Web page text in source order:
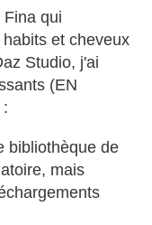
qui
et cheveux
Studio, j'ai
(EN
bibliothèque de
mais